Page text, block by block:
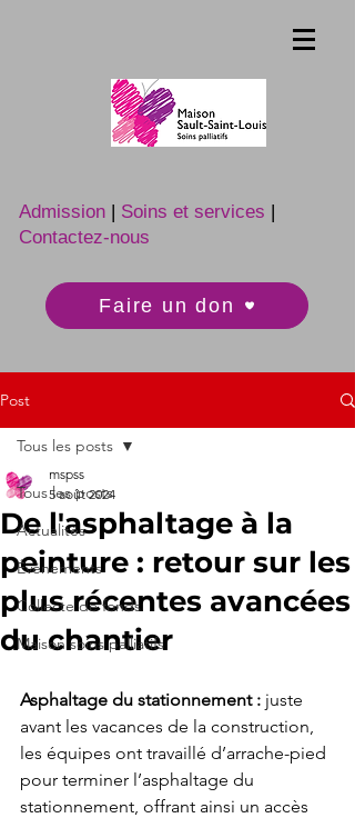
Admission | Soins et services |
Contactez-nous
Faire un don
Post
Tous les posts
Actualités
Événements
Collecte de fonds
Maison soins palliatifs
Tous les posts
De l'asphaltage à la
peinture : retour sur les
plus récentes avancées
du chantier
mspss
5 août 2024
Asphaltage du stationnement : juste
avant les vacances de la construction,
les équipes ont travaillé d’arrache-pied
pour terminer l’asphaltage du
stationnement, offrant ainsi un accès